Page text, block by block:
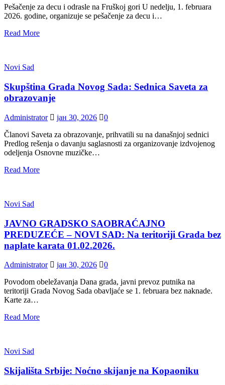
Pešačenje za decu i odrasle na Fruškoj gori U nedelju, 1. februara
2026. godine, organizuje se pešačenje za decu i…
Read More
Novi Sad
Skupština Grada Novog Sada: Sednica Saveta za
obrazovanje
Administrator јан 30, 2026
0
Članovi Saveta za obrazovanje, prihvatili su na današnjoj sednici
Predlog rešenja o davanju saglasnosti za organizovanje izdvojenog
odeljenja Osnovne muzičke…
Read More
Novi Sad
JAVNO GRADSKO SAOBRAĆAJNO
PREDUZEĆE – NOVI SAD: Na teritoriji Grada bez
naplate karata 01.02.2026.
Administrator јан 30, 2026
0
Povodom obeležavanja Dana grada, javni prevoz putnika na
teritoriji Grada Novog Sada obavljaće se 1. februara bez naknade.
Karte za…
Read More
Novi Sad
Skijališta Srbije: Noćno skijanje na Kopaoniku